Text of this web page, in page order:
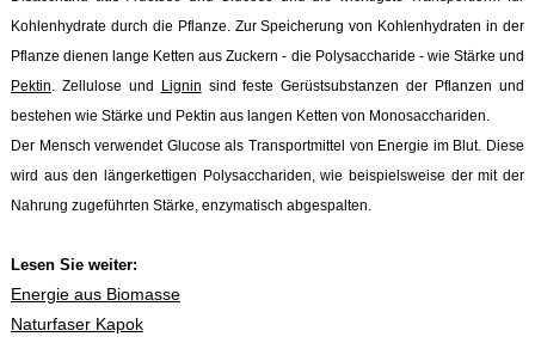
Kohlenhydrate durch die Pflanze. Zur Speicherung von Kohlenhydraten in der
Pflanze dienen lange Ketten aus Zuckern - die Polysaccharide - wie Stärke und
Pektin. Zellulose und Lignin sind feste Gerüstsubstanzen der Pflanzen und
bestehen wie Stärke und Pektin aus langen Ketten von Monosacchariden.
Der Mensch verwendet Glucose als Transportmittel von Energie im Blut. Diese
wird aus den längerkettigen Polysacchariden, wie beispielsweise der mit der
Nahrung zugeführten Stärke, enzymatisch abgespalten.
Lesen Sie weiter:
Energie aus Biomasse
Naturfaser Kapok